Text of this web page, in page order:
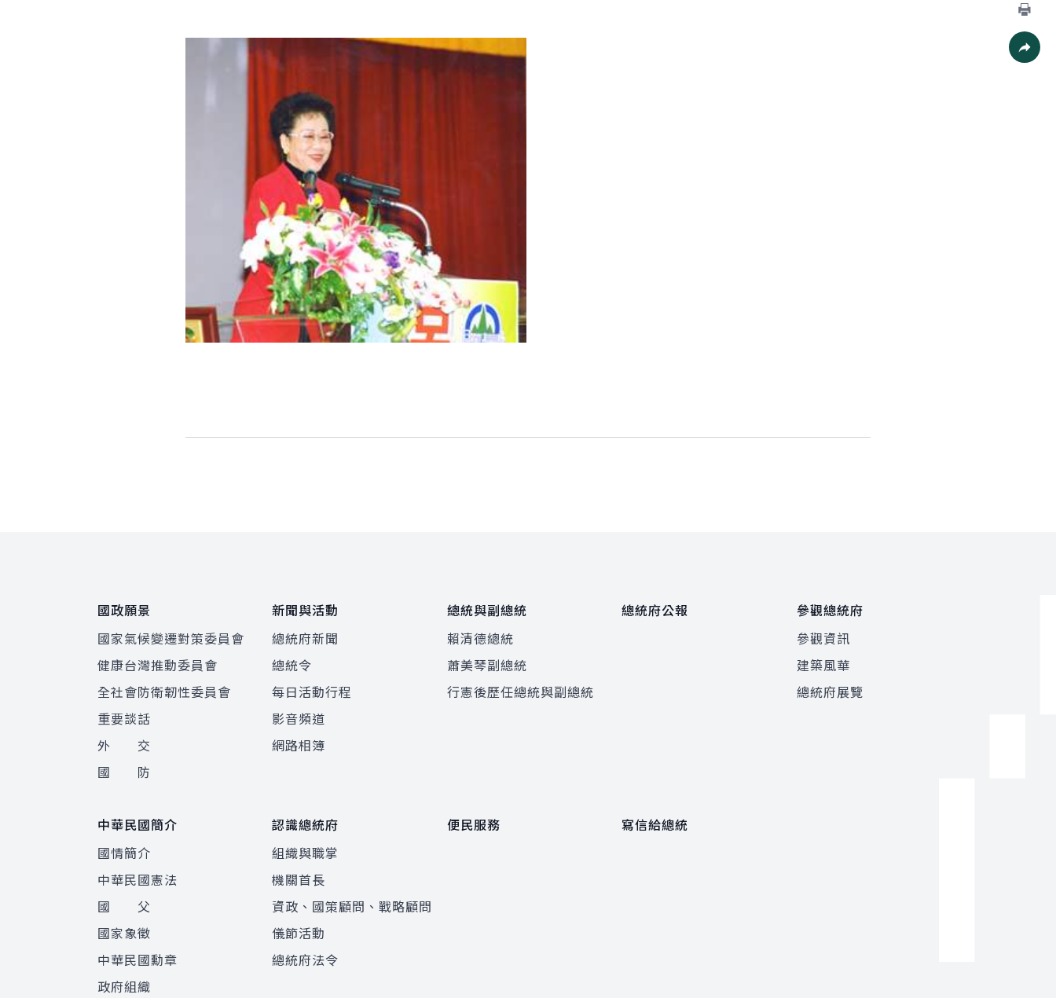
列印
國政願景
國家氣候變遷對策委員會
健康台灣推動委員會
全社會防衛韌性委員會
重要談話
外 交
國 防
新聞與活動
總統府新聞
總統令
每日活動行程
影音頻道
網路相簿
總統與副總統
賴清德總統
蕭美琴副總統
行憲後歷任總統與副總統
總統府公報
參觀總統府
參觀資訊
建築風華
總統府展覽
中華民國簡介
國情簡介
中華民國憲法
國 父
國家象徵
中華民國勳章
政府組織
認識總統府
組織與職掌
機關首長
資政、國策顧問、戰略顧問
儀節活動
總統府法令
便民服務 寫信給總統